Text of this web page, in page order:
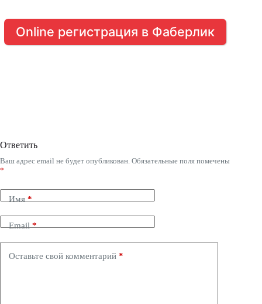
Online регистрация в Фаберлик
Ответить
Ваш адрес email не будет опубликован. Обязательные поля помечены
*
Имя*
Email*
Оставьте свой комментарий *